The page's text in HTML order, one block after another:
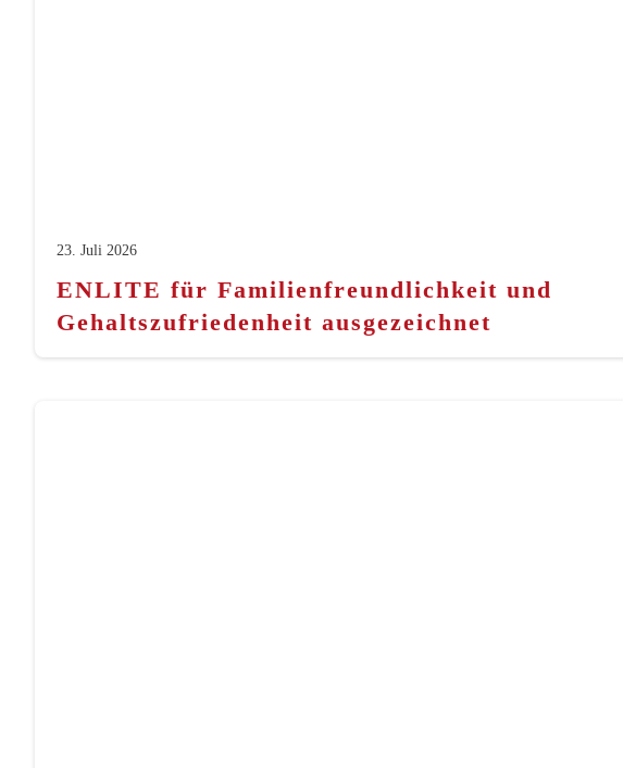
23. Juli 2026
ENLITE für Familienfreundlichkeit und
Gehaltszufriedenheit ausgezeichnet